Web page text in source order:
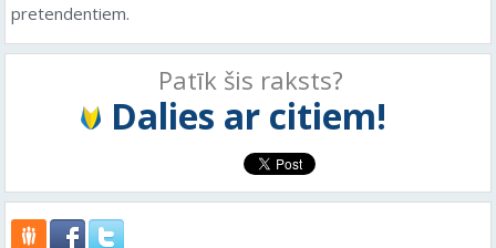
pretendentiem.
Patīk šis raksts?
Dalies ar citiem!